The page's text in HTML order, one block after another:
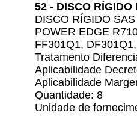
52 - DISCO RÍGIDO
DISCO RÍGIDO
POWER EDGE
FF301Q1,
Tratamento
Aplicabilidade
Aplicabilidade
Quantidade: 8
Unidade de